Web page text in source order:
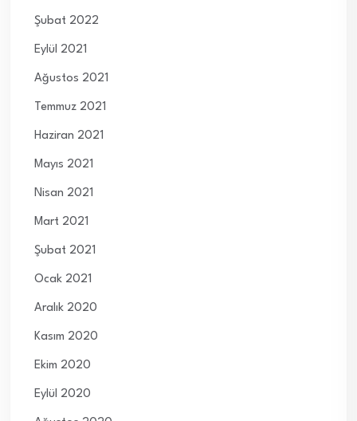
Şubat 2022
Eylül 2021
Ağustos 2021
Temmuz 2021
Haziran 2021
Mayıs 2021
Nisan 2021
Mart 2021
Şubat 2021
Ocak 2021
Aralık 2020
Kasım 2020
Ekim 2020
Eylül 2020